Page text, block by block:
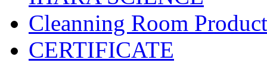
Cleanning Room
CERTIFICATE